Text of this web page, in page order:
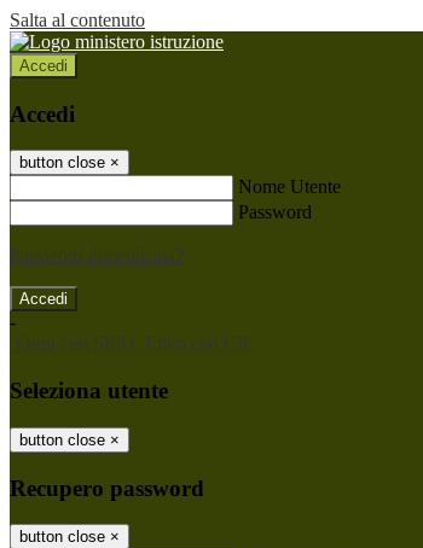
Salta al contenuto
Accedi
Accedi
button close ×
Nome Utente
Password
Password dimenticata?
-
Entra con SPID Entra con CIE
Seleziona utente
button close ×
Recupero password
button close ×